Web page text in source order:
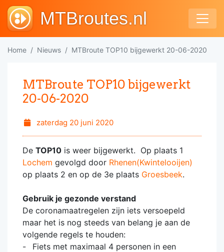
MTBroutes.nl
Home Nieuws MTBroute TOP10 bijgewerkt 20-06-2020
MTBroute TOP10 bijgewerkt
20-06-2020
zaterdag 20 juni 2020
De TOP10 is weer bijgewerkt. Op plaats 1
Lochem gevolgd door Rhenen(Kwintelooijen)
op plaats 2 en op de 3e plaats Groesbeek.
Gebruik je gezonde verstand
De coronamaatregelen zijn iets versoepeld
maar het is nog steeds van belang je aan de
volgende regels te houden:
Fiets met maximaal 4 personen in een